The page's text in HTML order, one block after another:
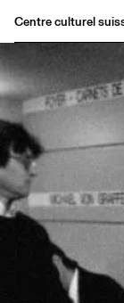
Centre culturel
Bookshop
Buvette
Archives
Medias
Publications
About
EN